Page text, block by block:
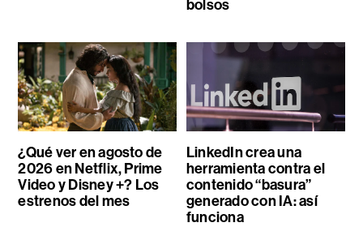
bolsos
¿Qué ver en agosto de
2026 en Netflix, Prime
Video y Disney +? Los
estrenos del mes
LinkedIn crea una
herramienta contra el
contenido “basura”
generado con IA: así
funciona